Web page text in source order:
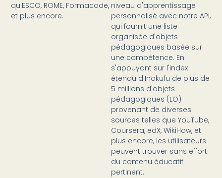
qu'ESCO, ROME, Formacode,
et plus encore.
niveau d'apprentissage
personnalisé avec notre API,
qui fournit une liste
organisée d'objets
pédagogiques basée sur
une compétence. En
s'appuyant sur l'index
étendu d'Inokufu de plus de
5 millions d'objets
pédagogiques (LO)
provenant de diverses
sources telles que YouTube,
Coursera, edX, WikiHow, et
plus encore, les utilisateurs
peuvent trouver sans effort
du contenu éducatif
pertinent.